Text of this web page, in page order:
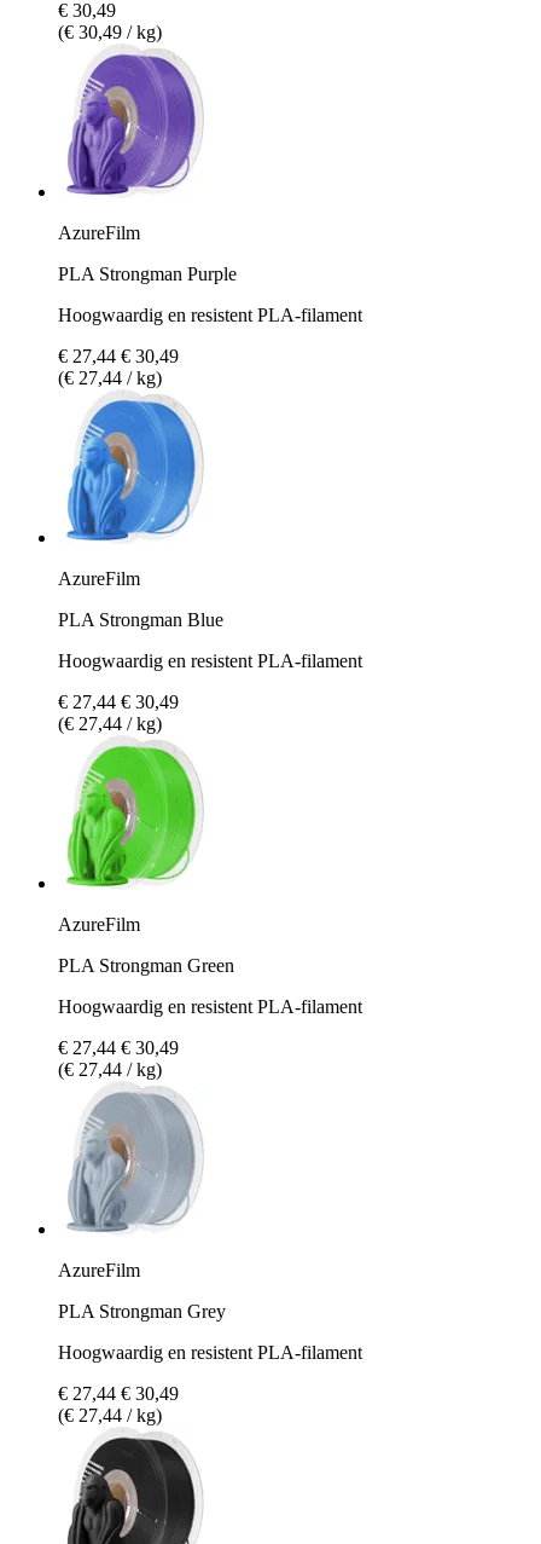
€ 30,49
(€ 30,49 / kg)
AzureFilm
PLA Strongman Purple
Hoogwaardig en resistent PLA-filament
€ 27,44 € 30,49
(€ 27,44 / kg)
AzureFilm
PLA Strongman Blue
Hoogwaardig en resistent PLA-filament
€ 27,44 € 30,49
(€ 27,44 / kg)
AzureFilm
PLA Strongman Green
Hoogwaardig en resistent PLA-filament
€ 27,44 € 30,49
(€ 27,44 / kg)
AzureFilm
PLA Strongman Grey
Hoogwaardig en resistent PLA-filament
€ 27,44 € 30,49
(€ 27,44 / kg)